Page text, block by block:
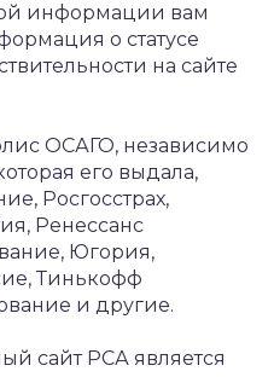
информации вам
о статусе
на сайте
ОСАГО, независимо
его выдала,
Росгосстрах,
Ренессанс
Югория,
Тинькофф
и другие.
сайт РСА является